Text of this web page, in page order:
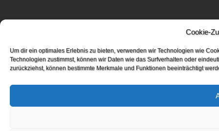
Cookie-
Um dir ein optimales Erlebnis zu bieten, verwenden wir Technologien wie
Technologien zustimmst, können wir Daten wie das Surfverhalten oder
zurückziehst, können bestimmte Merkmale und Funktionen beeinträchtigt